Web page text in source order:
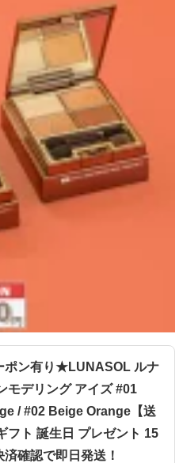
ン有り★LUNASOL ルナ
モデリング アイズ #01
/ #02 Beige Orange【送
フト 誕生日 プレゼント 15
済確認で即日発送！